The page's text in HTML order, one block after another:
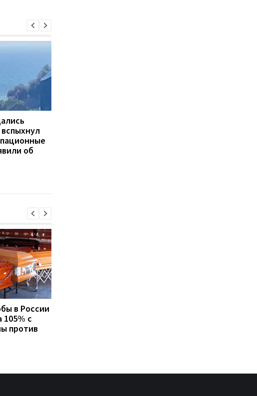
об
в России
105% с
против